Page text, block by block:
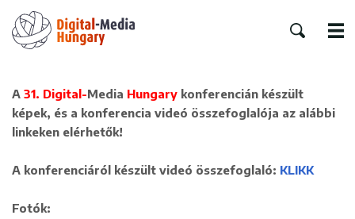
A 31. Digital-Media Hungary konferencián készült
képek, és a konferencia videó összefoglalója az alábbi
linkeken elérhetők!
A konferenciáról készült videó összefoglaló: KLIKK
Fotók: